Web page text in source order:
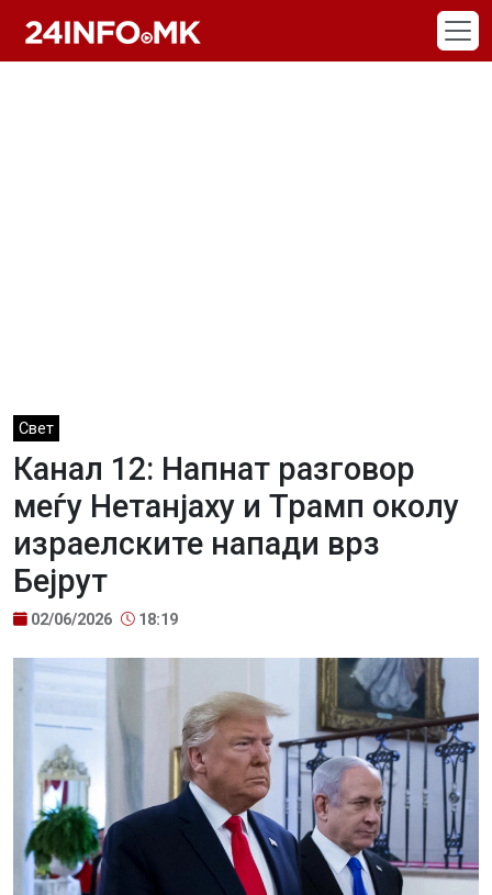
Свет
Канал 12: Напнат разговор
меѓу Нетанјаху и Трамп околу
израелските напади врз
Бејрут
02/06/2026 18:19